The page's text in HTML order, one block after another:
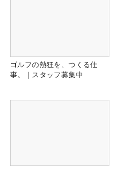
ゴルフの熱狂を、つくる仕
事。｜スタッフ募集中